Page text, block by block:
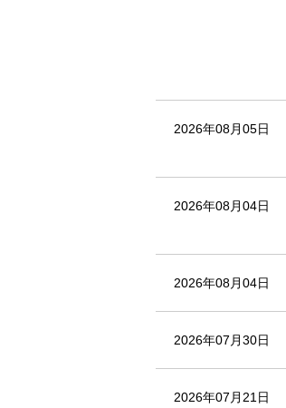
2026年08月05日
2026年08月04日
2026年08月04日
2026年07月30日
2026年07月21日